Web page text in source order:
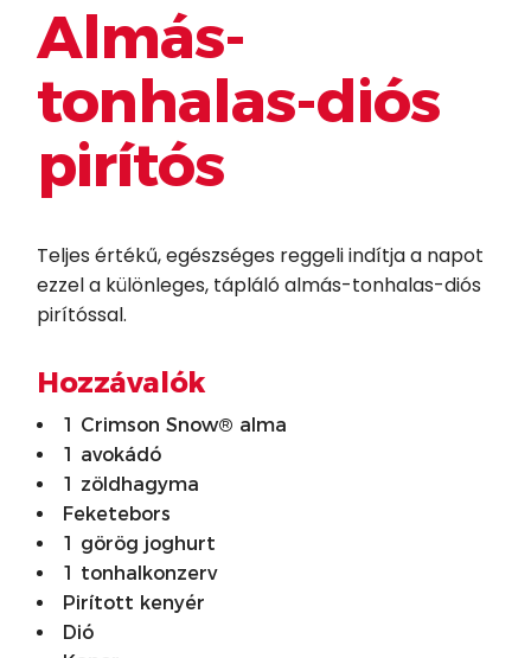
Almás-
tonhalas-diós
pirítós
Teljes értékű, egészséges reggeli indítja a napot
ezzel a különleges, tápláló almás-tonhalas-diós
pirítóssal.
Hozzávalók
1 Crimson Snow® alma
1 avokádó
1 zöldhagyma
Feketebors
1 görög joghurt
1 tonhalkonzerv
Pirított kenyér
Dió